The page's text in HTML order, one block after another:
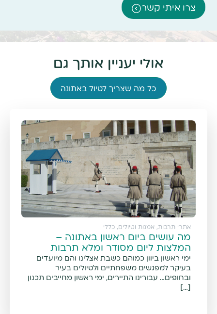
צרו איתי קשר
אולי יעניין אותך גם
כל מה שצריך לטיול באתונה
אתרי תרבות, אמנות וטיולים , כללי
מה עושים ביום ראשון באתונה –
המלצות ליום מסודר ומלא תרבות
ימי ראשון ביוון כמוהם כשבת אצלינו והם מיועדים
בעיקר למפגשים משפחתיים ולטיולים בעיר
ובחופים… עבורינו התיירים, ימי ראשון מחייבים תכנון
[…]